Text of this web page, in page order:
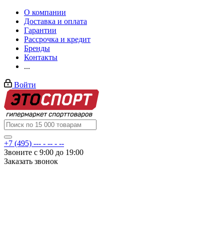
О компании
Доставка и оплата
Гарантии
Рассрочка и кредит
Бренды
Контакты
...
Войти
+7 (495) --- - -- - --
Звоните с 9:00 до 19:00
Заказать звонок